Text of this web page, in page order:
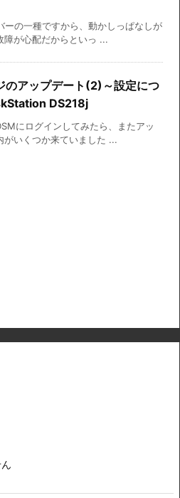
ーの一種ですから、動かしっぱなしが
障が心配だからといっ ...
のアップデート(2)～設定につ
DS218j
にログインしてみたら、またアッ
がいくつか来ていました ...